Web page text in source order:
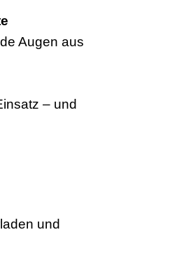
Augen aus
– und
und